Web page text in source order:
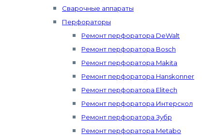
Сварочные аппараты
Перфораторы
Ремонт перфоратора DeWalt
Ремонт перфоратора Bosch
Ремонт перфоратора Makita
Ремонт перфоратора Hanskonner
Ремонт перфоратора Elitech
Ремонт перфоратора Интерскол
Ремонт перфоратора Зубр
Ремонт перфоратора Metabo